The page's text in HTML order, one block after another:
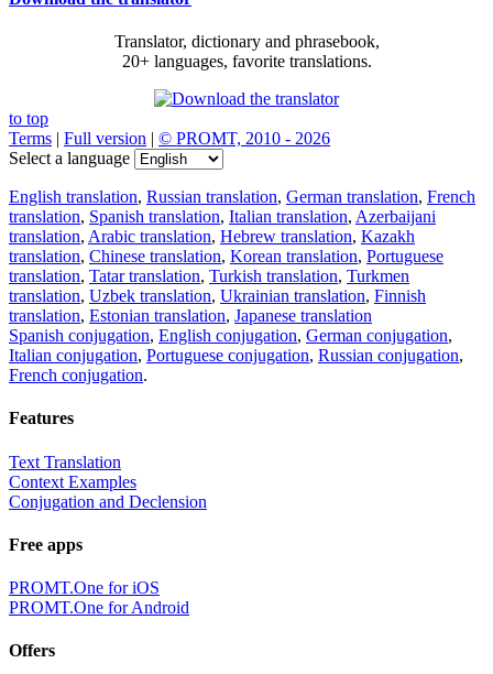
Translator, dictionary and phrasebook,
20+ languages, favorite translations.
to top
Terms | Full version | © PROMT, 2010 - 2026
Select a language
English translation, Russian translation, German translation, French
translation, Spanish translation, Italian translation, Azerbaijani
translation, Arabic translation, Hebrew translation, Kazakh
translation, Chinese translation, Korean translation, Portuguese
translation, Tatar translation, Turkish translation, Turkmen
translation, Uzbek translation, Ukrainian translation, Finnish
translation, Estonian translation, Japanese translation
Spanish conjugation, English conjugation, German conjugation,
Italian conjugation, Portuguese conjugation, Russian conjugation,
French conjugation.
Features
Text Translation
Context Examples
Conjugation and Declension
Free apps
PROMT.One for iOS
PROMT.One for Android
Offers